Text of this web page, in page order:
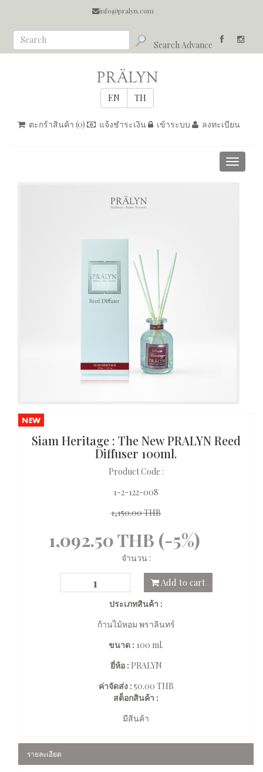
info@pralyn.com
Search Advance
ตะกร้าสินค้า (0) แจ้งชำระเงิน เข้าระบบ ลงทะเบียน
Toggle
Siam Heritage : The New PRALYN Reed
Diffuser 100ml.
Product Code :
1-2-122-008
1,150.00 THB
1,092.50 THB (-5%)
จำนวน :
Add to cart
ประเภทสินค้า :
ก้านไม้หอม พราลินทร์
ขนาด : 100 ml.
ยี่ห้อ : PRALYN
ค่าจัดส่ง : 50.00 THB
สต็อกสินค้า :
มีสินค้า
รายละเอียด